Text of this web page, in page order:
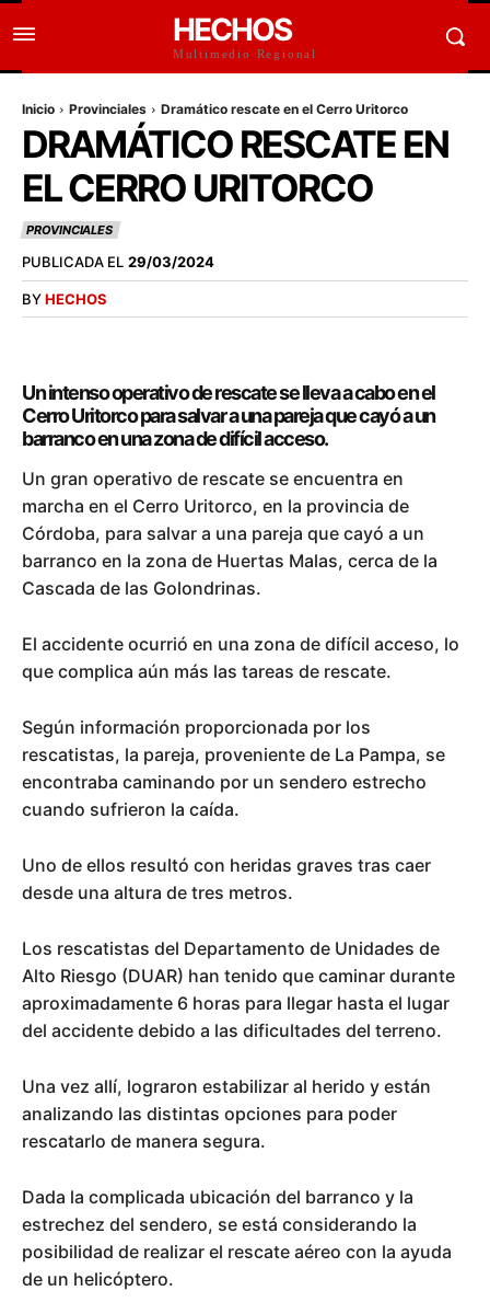
HECHOS
Multimedio Regional
Inicio Provinciales Dramático rescate en el Cerro Uritorco
DRAMÁTICO RESCATE EN
EL CERRO URITORCO
PROVINCIALES
PUBLICADA EL 29/03/2024
BYHECHOS
Un intenso operativo de rescate se lleva a cabo en el
Cerro Uritorco para salvar a una pareja que cayó a un
barranco en una zona de difícil acceso.
Un gran operativo de rescate se encuentra en
marcha en el Cerro Uritorco, en la provincia de
Córdoba, para salvar a una pareja que cayó a un
barranco en la zona de Huertas Malas, cerca de la
Cascada de las Golondrinas.
El accidente ocurrió en una zona de difícil acceso, lo
que complica aún más las tareas de rescate.
Según información proporcionada por los
rescatistas, la pareja, proveniente de La Pampa, se
encontraba caminando por un sendero estrecho
cuando sufrieron la caída.
Uno de ellos resultó con heridas graves tras caer
desde una altura de tres metros.
Los rescatistas del Departamento de Unidades de
Alto Riesgo (DUAR) han tenido que caminar durante
aproximadamente 6 horas para llegar hasta el lugar
del accidente debido a las dificultades del terreno.
Una vez allí, lograron estabilizar al herido y están
analizando las distintas opciones para poder
rescatarlo de manera segura.
Dada la complicada ubicación del barranco y la
estrechez del sendero, se está considerando la
posibilidad de realizar el rescate aéreo con la ayuda
de un helicóptero.